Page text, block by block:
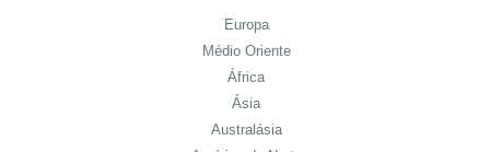
Europa
Médio Oriente
África
Ásia
Australásia